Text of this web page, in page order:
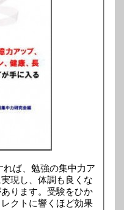
れば、勉強の集中力ア
現し、体調も良くな
ります。受験をひか
クトに響くほど効果